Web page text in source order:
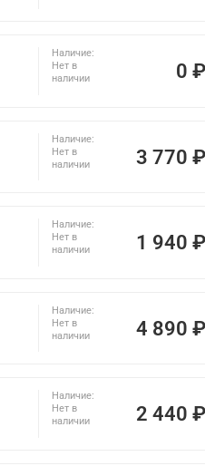
Наличие:
Нет в
наличии
0 ₽
Наличие:
Нет в
наличии
3 770 ₽
Наличие:
Нет в
наличии
1 940 ₽
Наличие:
Нет в
наличии
4 890 ₽
Наличие:
Нет в
наличии
2 440 ₽